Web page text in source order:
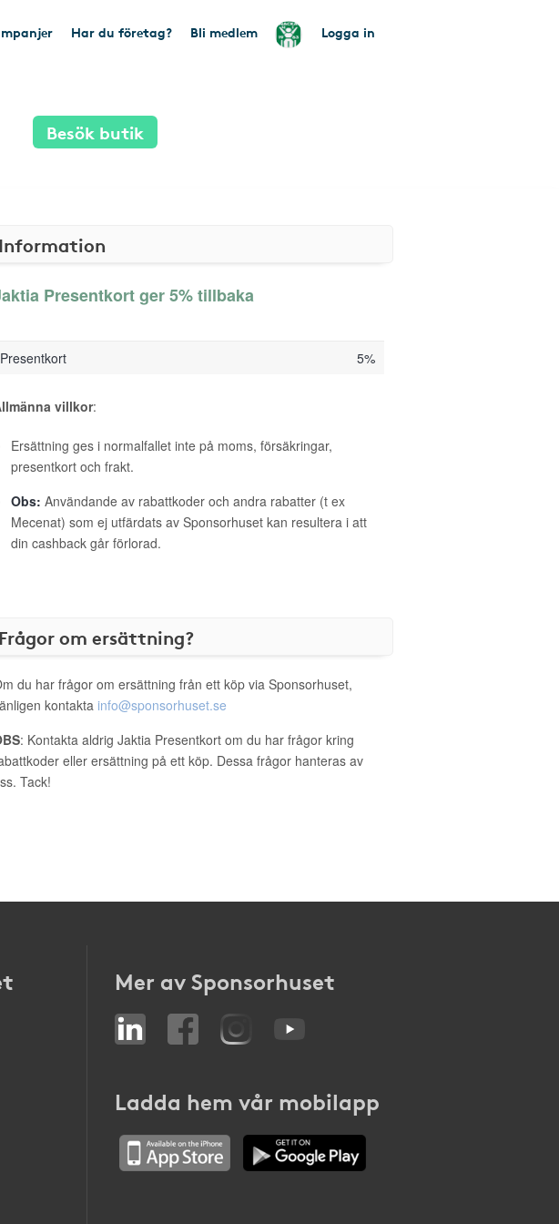
Har du företag? Bli medlem Logga in
Besök butik
Information
Presentkort ger 5% tillbaka
Presentkort 5%
villkor:
Ersättning ges i normalfallet inte på moms, försäkringar,
presentkort och frakt.
Obs: Användande av rabattkoder och andra rabatter (t ex
Mecenat) som ej utfärdats av Sponsorhuset kan resultera i att
din cashback går förlorad.
Frågor om ersättning?
du har frågor om ersättning från ett köp via Sponsorhuset,
kontakta info@sponsorhuset.se
: Kontakta aldrig Jaktia Presentkort om du har frågor kring
eller ersättning på ett köp. Dessa frågor hanteras av
Tack!
Mer av Sponsorhuset
Ladda hem vår mobilapp